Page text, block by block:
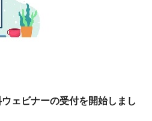
ェビナーの受付を開始しまし